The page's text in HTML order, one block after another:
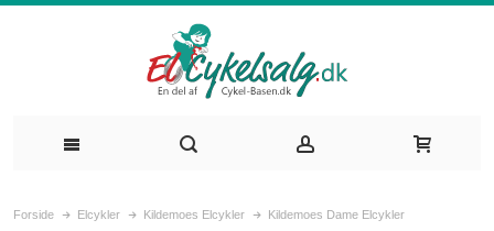
Forside Elcykler Kildemoes Elcykler Kildemoes Dame Elcykler